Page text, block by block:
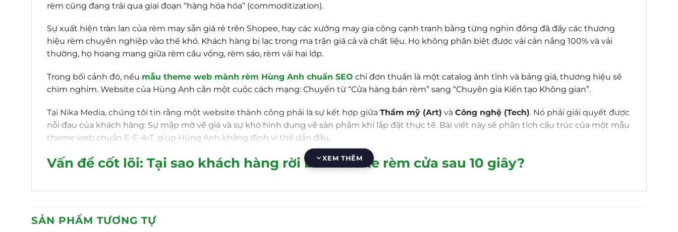
rèm cũng đang trải qua giai đoạn “hàng hóa hóa” (commoditization).
Sự xuất hiện tràn lan của rèm may sẵn giá rẻ trên Shopee, hay các xưởng may gia công cạnh tranh bằng từng nghìn đồng đã đẩy các thương
hiệu rèm chuyên nghiệp vào thế khó. Khách hàng bị lạc trong ma trận giá cả và chất liệu. Họ không phân biệt được vải cản nắng 100% và vải
thường, họ hoang mang giữa rèm cầu vồng, rèm sáo, rèm vải hai lớp.
Trong bối cảnh đó, nếu mẫu theme web mành rèm Hùng Anh chuẩn SEO chỉ đơn thuần là một catalog ảnh tĩnh và bảng giá, thương hiệu sẽ
chìm nghỉm. Website của Hùng Anh cần một cuộc cách mạng: Chuyển từ “Cửa hàng bán rèm” sang “Chuyên gia Kiến tạo Không gian”.
Tại Nika Media, chúng tôi tin rằng một website thành công phải là sự kết hợp giữa Thẩm mỹ (Art) và Công nghệ (Tech). Nó phải giải quyết được
nỗi đau của khách hàng: Sự mập mờ về giá và sự khó hình dung về sản phẩm khi lắp đặt thực tế. Bài viết này sẽ phân tích cấu trúc của một mẫu
theme web chuẩn E-E-A-T, giúp Hùng Anh khẳng định vị thế dẫn đầu.
Vấn đề cốt lõi: Tại sao khách hàng rời bỏ website rèm cửa sau 10 giây?
Hình ảnh thiếu cảm xúc:
XEM THÊM
SẢN PHẨM TƯƠNG TỰ